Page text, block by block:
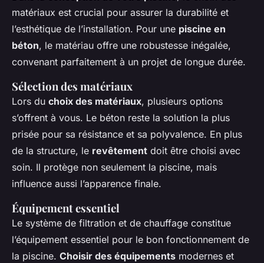
matériaux est crucial pour assurer la durabilité et
l’esthétique de l’installation. Pour une piscine en
béton, le matériau offre une robustesse inégalée,
convenant parfaitement à un projet de longue durée.
Sélection des matériaux
Lors du choix des matériaux, plusieurs options
s’offrent à vous. Le béton reste la solution la plus
prisée pour sa résistance et sa polyvalence. En plus
de la structure, le revêtement doit être choisi avec
soin. Il protège non seulement la piscine, mais
influence aussi l’apparence finale.
Équipement essentiel
Le système de filtration et de chauffage constitue
l’équipement essentiel pour le bon fonctionnement de
la piscine. Choisir des équipements modernes et